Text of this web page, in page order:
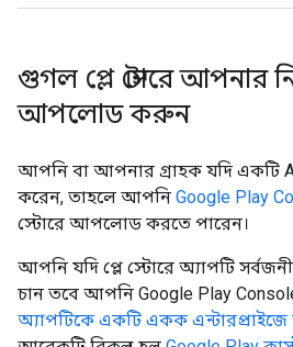
গুগল প্লে স্টোরে আপনার
আপলোড করুন
আপনি বা আপনার গ্রাহক যদি একটি
করেন, তাহলে আপনি Google Play
স্টোরে আপলোড করতে পারেন।
আপনি যদি প্লে স্টোরে অ্যাপটি
চান তবে আপনি Google Play
অ্যাপটিকে একটি একক এন্টারপ্রাইজে